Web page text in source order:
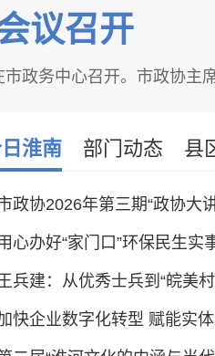
议召开
政务中心召开。市政协主
淮南 部门动态 县
政协2026年第三期“政协大
心办好“家门口”环保民生实
兵建：从优秀士兵到“皖美
快企业数字化转型 赋能实